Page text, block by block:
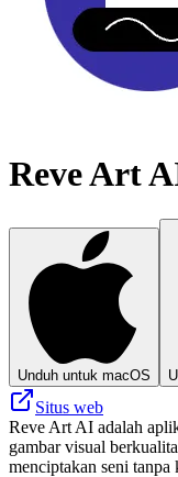
Reve Art
Unduh untuk macOS
Situs web
Reve Art AI adalah
gambar visual
menciptakan seni